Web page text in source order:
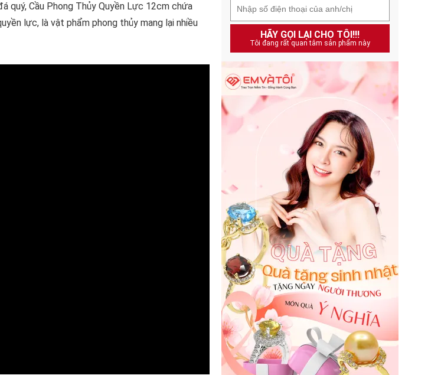
quý, Cầu Phong Thủy Quyền Lực 12cm chứa
lực, là vật phẩm phong thủy mang lại nhiều
HÃY GỌI LẠI CHO TÔI!!!
Tôi đang rất quan tâm sản phẩm này